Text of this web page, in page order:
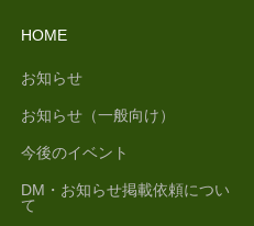
HOME
お知らせ
お知らせ（一般向け）
今後のイベント
DM・お知らせ掲載依頼につい
て